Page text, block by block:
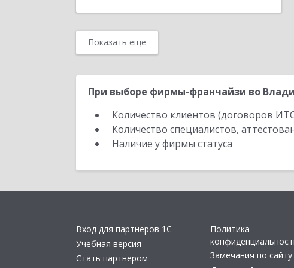
Показать еще
При выборе фирмы-франчайзи во
Количество клиентов (договоров
Количество специалистов,
Наличие у фирмы статуса
Вход для партнеров 1С
Учебная версия
Стать партнером
Политика
Замечания по сайту